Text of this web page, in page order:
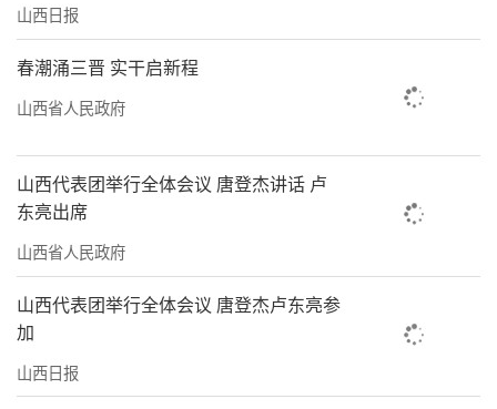
山西日报
春潮涌三晋 实干启新程
山西省人民政府
山西代表团举行全体会议 唐登杰讲话 卢
东亮出席
山西省人民政府
山西代表团举行全体会议 唐登杰卢东亮参
加
山西日报